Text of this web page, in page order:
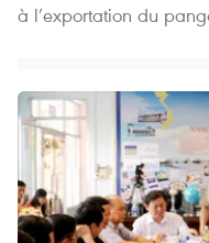
à l’exportation du